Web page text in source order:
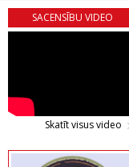
SACENSĪBU VIDEO
Skatīt visus video